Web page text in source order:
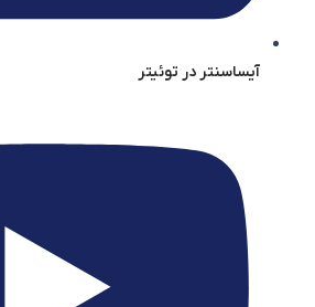
آیساسنتر در توئیتر